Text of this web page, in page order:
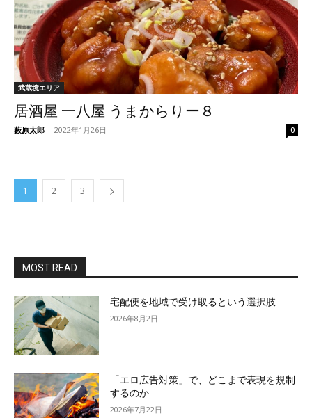
武蔵境エリア
居酒屋 一八屋 うまからりー８
藪原太郎 - 2022年1月26日 0
1 2 3
MOST READ
宅配便を地域で受け取るという選択肢
2026年8月2日
「エロ広告対策」で、どこまで表現を規制
するのか
2026年7月22日